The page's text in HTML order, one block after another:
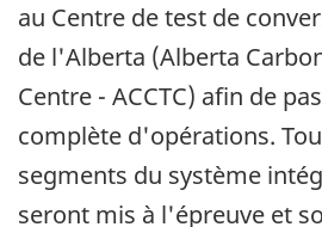
au Centre de test de
de l'Alberta (Alberta
Centre - ACCTC) afin de
complète d'opérations.
segments du système
seront mis à l'épreuve et